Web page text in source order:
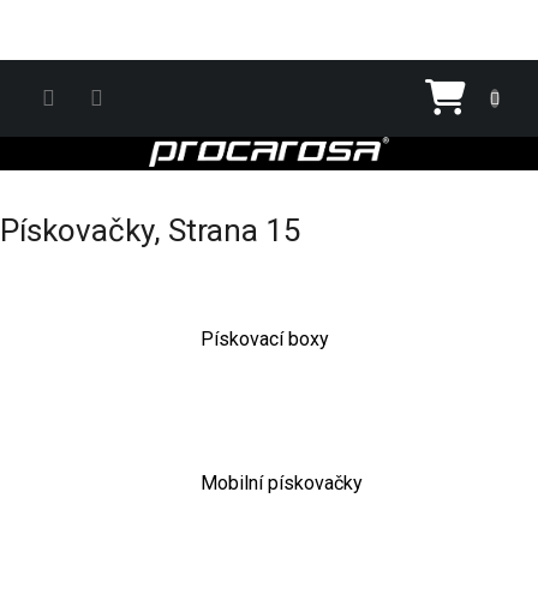
Pískovačky, Strana 15
Pískovací boxy
Mobilní pískovačky